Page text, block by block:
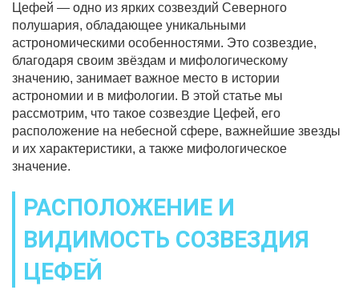
Цефей — одно из ярких созвездий Северного
полушария, обладающее уникальными
астрономическими особенностями. Это созвездие,
благодаря своим звёздам и мифологическому
значению, занимает важное место в истории
астрономии и в мифологии. В этой статье мы
рассмотрим, что такое созвездие Цефей, его
расположение на небесной сфере, важнейшие звезды
и их характеристики, а также мифологическое
значение.
РАСПОЛОЖЕНИЕ И
ВИДИМОСТЬ СОЗВЕЗДИЯ
ЦЕФЕЙ